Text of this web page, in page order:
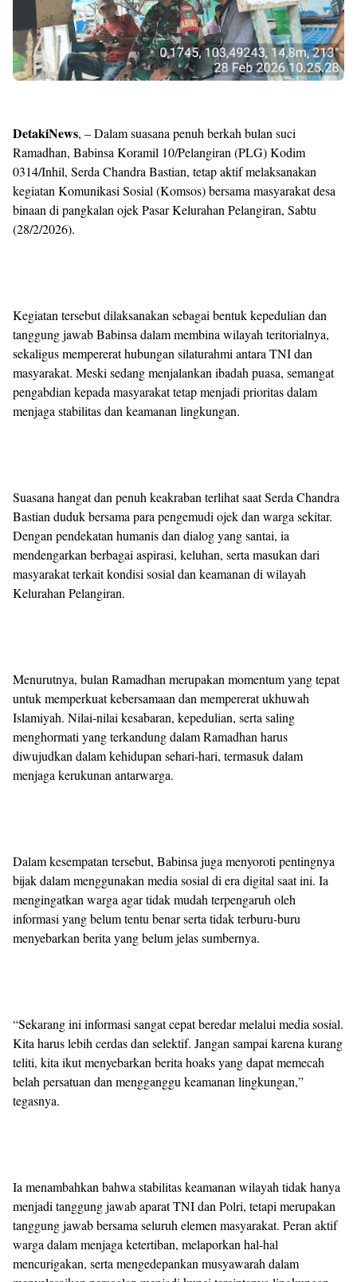
DetakiNews, – Dalam suasana penuh berkah bulan suci
Ramadhan, Babinsa Koramil 10/Pelangiran (PLG) Kodim
0314/Inhil, Serda Chandra Bastian, tetap aktif melaksanakan
kegiatan Komunikasi Sosial (Komsos) bersama masyarakat desa
binaan di pangkalan ojek Pasar Kelurahan Pelangiran, Sabtu
(28/2/2026).
Kegiatan tersebut dilaksanakan sebagai bentuk kepedulian dan
tanggung jawab Babinsa dalam membina wilayah teritorialnya,
sekaligus mempererat hubungan silaturahmi antara TNI dan
masyarakat. Meski sedang menjalankan ibadah puasa, semangat
pengabdian kepada masyarakat tetap menjadi prioritas dalam
menjaga stabilitas dan keamanan lingkungan.
Suasana hangat dan penuh keakraban terlihat saat Serda Chandra
Bastian duduk bersama para pengemudi ojek dan warga sekitar.
Dengan pendekatan humanis dan dialog yang santai, ia
mendengarkan berbagai aspirasi, keluhan, serta masukan dari
masyarakat terkait kondisi sosial dan keamanan di wilayah
Kelurahan Pelangiran.
Menurutnya, bulan Ramadhan merupakan momentum yang tepat
untuk memperkuat kebersamaan dan mempererat ukhuwah
Islamiyah. Nilai-nilai kesabaran, kepedulian, serta saling
menghormati yang terkandung dalam Ramadhan harus
diwujudkan dalam kehidupan sehari-hari, termasuk dalam
menjaga kerukunan antarwarga.
Dalam kesempatan tersebut, Babinsa juga menyoroti pentingnya
bijak dalam menggunakan media sosial di era digital saat ini. Ia
mengingatkan warga agar tidak mudah terpengaruh oleh
informasi yang belum tentu benar serta tidak terburu-buru
menyebarkan berita yang belum jelas sumbernya.
“Sekarang ini informasi sangat cepat beredar melalui media sosial.
Kita harus lebih cerdas dan selektif. Jangan sampai karena kurang
teliti, kita ikut menyebarkan berita hoaks yang dapat memecah
belah persatuan dan mengganggu keamanan lingkungan,”
tegasnya.
Ia menambahkan bahwa stabilitas keamanan wilayah tidak hanya
menjadi tanggung jawab aparat TNI dan Polri, tetapi merupakan
tanggung jawab bersama seluruh elemen masyarakat. Peran aktif
warga dalam menjaga ketertiban, melaporkan hal-hal
mencurigakan, serta mengedepankan musyawarah dalam